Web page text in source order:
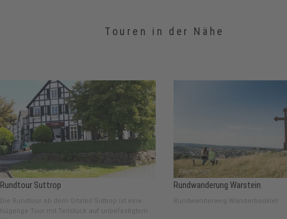
Touren in der Nähe
Rundtour Suttrop
Die Rundtour ab dem Ortsteil Suttrop ist eine
hügelige Tour mit Teilstück auf unbefestigtem
Rundwanderung Warstein
Rundwanderweg Wanderbooklet